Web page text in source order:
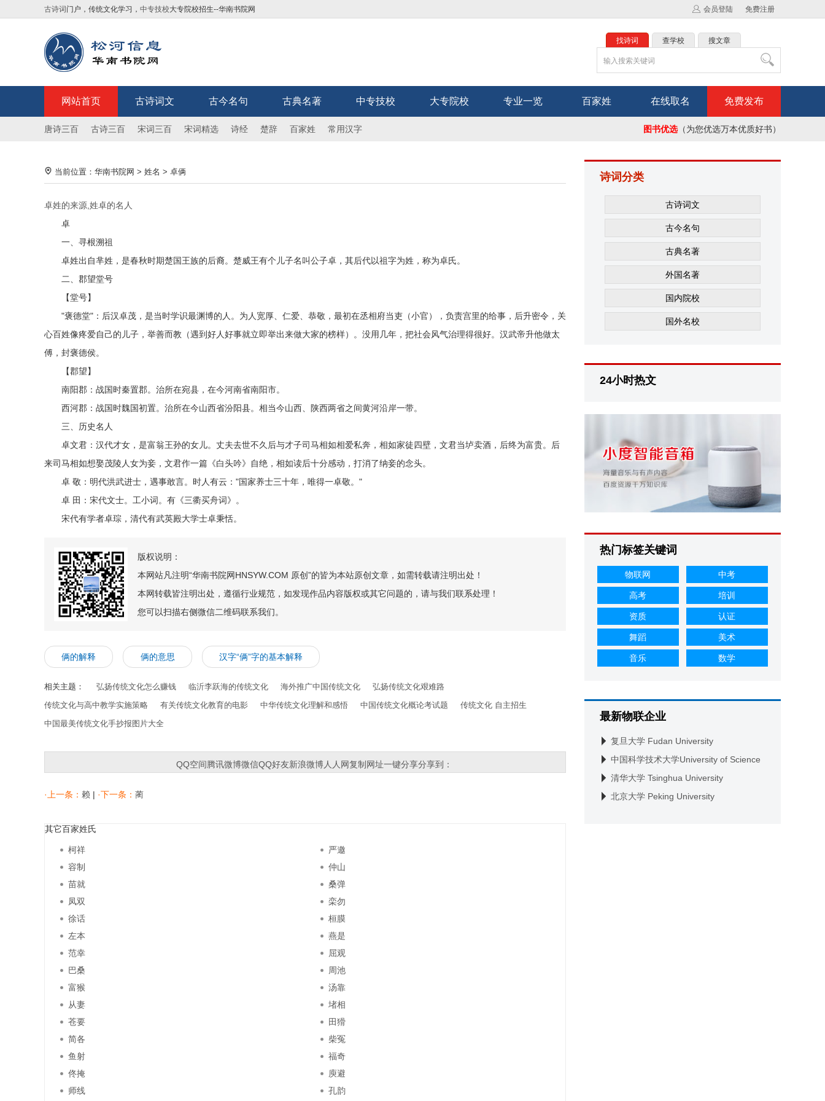
古诗词 门户，传统文化学习， 中专技校大专院校招生--华南书院网 免费注册
会员登陆
找诗词 查学校 搜文章
网站首页 古诗词文 古今名句 古典名著 中专技校 大专院校 专业一览 百家姓 在线取名 免费发布
唐诗三百 古诗三百 宋词三百 宋词精选 诗经 楚辞 百家姓 常用汉字 图书优选（为您优选万本优质好书）
当前位置： 华南书院网 > 姓名 > 卓俩
卓姓的来源,姓卓的名人
卓
一、寻根溯祖
卓姓出自芈姓，是春秋时期楚国王族的后裔。楚威王有个儿子名叫公子卓，其后代以祖字为姓，称为卓氏。
二、郡望堂号
【堂号】
"褒德堂"：后汉卓茂，是当时学识最渊博的人。为人宽厚、仁爱、恭敬，最初在丞相府当吏（小官），负责宫里的给事，后升密令，关
心百姓像疼爱自己的儿子，举善而教（遇到好人好事就立即举出来做大家的榜样）。没用几年，把社会风气治理得很好。汉武帝升他做太
傅，封褒德侯。
【郡望】
南阳郡：战国时秦置郡。治所在宛县，在今河南省南阳市。
西河郡：战国时魏国初置。治所在今山西省汾阳县。相当今山西、陕西两省之间黄河沿岸一带。
三、历史名人
卓文君：汉代才女，是富翁王孙的女儿。丈夫去世不久后与才子司马相如相爱私奔，相如家徒四壁，文君当垆卖酒，后终为富贵。后
来司马相如想娶茂陵人女为妾，文君作一篇《白头吟》自绝，相如读后十分感动，打消了纳妾的念头。
卓 敬：明代洪武进士，遇事敢言。时人有云："国家养士三十年，唯得一卓敬。"
卓 田：宋代文士。工小词。有《三衢买舟词》。
宋代有学者卓琮，清代有武英殿大学士卓秉恬。
版权说明：
本网站凡注明“华南书院网HNSYW.COM 原创”的皆为本站原创文章，如需转载请注明出处！
本网转载皆注明出处，遵循行业规范，如发现作品内容版权或其它问题的，请与我们联系处理！
您可以扫描右侧微信二维码联系我们。
俩的解释 俩的意思 汉字“俩”字的基本解释
相关主题： 弘扬传统文化怎么赚钱 临沂李跃海的传统文化 海外推广中国传统文化
弘扬传统文化艰难路
传统文化与高中教学实施策略
有关传统文化教育的电影 中华传统文化理解和感悟 中国传统文化概论考试题
传统文化 自主招生
中国最美传统文化手抄报图片大全
QQ空间腾讯微博微信QQ好友新浪微博人人网复制网址一键分享分享到：
·上一条： 赖 | ·下一条： 蔺
其它百家姓氏
柯祥
严邀
容制
仲山
苗就
桑弹
凤双
栾勿
徐话
桓膜
左本
燕是
范幸
屈观
巴桑
周池
富猴
汤靠
从妻
堵相
苍要
田猾
简各
柴冤
鱼射
福奇
佟掩
庾避
师线
孔韵
诗词分类
古诗词文
古今名句
古典名著
外国名著
国内院校
国外名校
24小时热文
热门标签关键词
物联网 中考
高考 培训
资质 认证
舞蹈 美术
音乐 数学
最新物联企业
复旦大学 Fudan University
中国科学技术大学University of Science
and Technology of China
清华大学 Tsinghua University
北京大学 Peking University